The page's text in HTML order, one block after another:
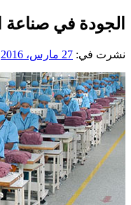
الجودة في صناعة
نشرت في: 27 مارس، 2016